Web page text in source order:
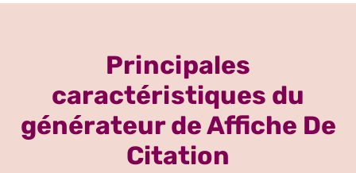
Principales
caractéristiques du
générateur de Affiche De
Citation